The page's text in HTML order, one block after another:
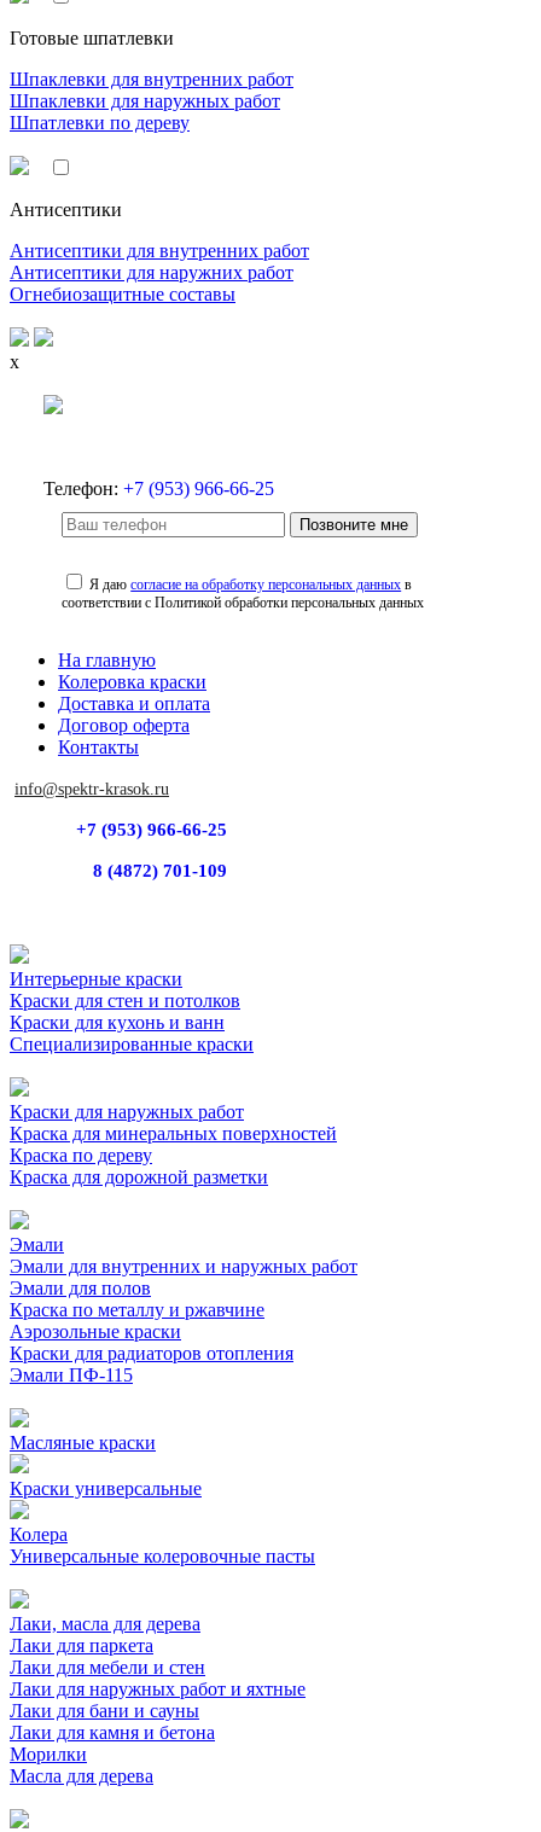
Готовые шпатлевки
Шпаклевки для внутренних работ
Шпаклевки для наружных работ
Шпатлевки по дереву
Антисептики
Антисептики для внутренних работ
Антисептики для наружних работ
Огнебиозащитные составы
x
Телефон: +7 (953) 966-66-25
Позвоните мне
Я даюсогласие на обработку персональных данных в
соответствии с Политикой обработки персональных данных
На главную
Колеровка краски
Доставка и оплата
Договор оферта
Контакты
info@spektr-krasok.ru
+7 (953) 966-66-25
8 (4872) 701-109
Интерьерные краски
Краски для стен и потолков
Краски для кухонь и ванн
Специализированные краски
Краски для наружных работ
Краска для минеральных поверхностей
Краска по дереву
Краска для дорожной разметки
Эмали
Эмали для внутренних и наружных работ
Эмали для полов
Краска по металлу и ржавчине
Аэрозольные краски
Краски для радиаторов отопления
Эмали ПФ-115
Масляные краски
Краски универсальные
Колера
Универсальные колеровочные пасты
Лаки, масла для дерева
Лаки для паркета
Лаки для мебели и стен
Лаки для наружных работ и яхтные
Лаки для бани и сауны
Лаки для камня и бетона
Морилки
Масла для дерева